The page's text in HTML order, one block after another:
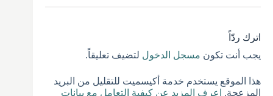
اترك ردّاً
يجب أنت تكون مسجل الدخول لتضيف تعليقاً.
هذا الموقع يستخدم خدمة أكيسميت للتقليل من البريد
المزعجة.
اعرف المزيد عن كيفية التعامل مع بيانات